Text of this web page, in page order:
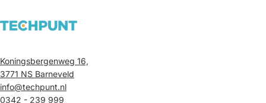
Koningsbergenweg 16,
3771 NS Barneveld
info@techpunt.nl
0342 - 239 999